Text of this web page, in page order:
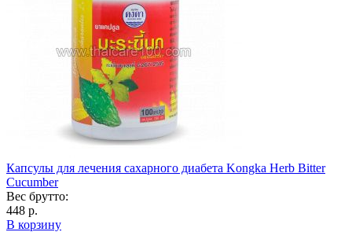
Капсулы для лечения сахарного диабета Kongka Herb Bitter
Cucumber
Вес брутто:
448 р.
В корзину